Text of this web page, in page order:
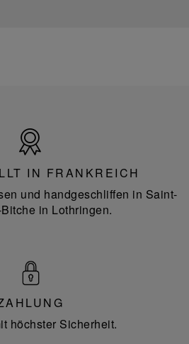
Frankreich
IN FRANKREICH
und handgeschliffen in Saint-
in Lothringen.
höchster Sicherheit.